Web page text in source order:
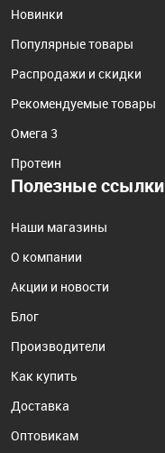
Новинки
Популярные товары
Распродажи и скидки
Рекомендуемые товары
Омега 3
Протеин
Полезные ссылки
Наши магазины
О компании
Акции и новости
Блог
Производители
Как купить
Доставка
Оптовикам